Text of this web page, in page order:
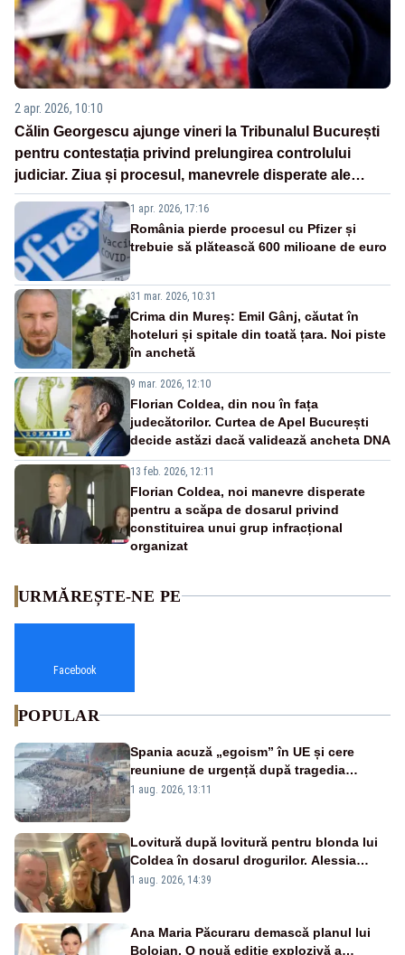
2 apr. 2026, 10:10
Călin Georgescu ajunge vineri la Tribunalul București
pentru contestația privind prelungirea controlului
judiciar. Ziua și procesul, manevrele disperate ale
Sistemului
1 apr. 2026, 17:16
România pierde procesul cu Pfizer și
trebuie să plătească 600 milioane de euro
31 mar. 2026, 10:31
Crima din Mureș: Emil Gânj, căutat în
hoteluri și spitale din toată țara. Noi piste
în anchetă
9 mar. 2026, 12:10
Florian Coldea, din nou în fața
judecătorilor. Curtea de Apel București
decide astăzi dacă validează ancheta DNA
13 feb. 2026, 12:11
Florian Coldea, noi manevre disperate
pentru a scăpa de dosarul privind
constituirea unui grup infracțional
organizat
URMĂREȘTE-NE PE
Facebook
POPULAR
Spania acuză „egoism” în UE și cere
reuniune de urgență după tragedia
migranților din Ceuta. Zeci de oameni au
1 aug. 2026, 13:11
Lovitură după lovitură pentru blonda lui
Coldea în dosarul drogurilor. Alessia
Păcuraru explică decizia magistraților
1 aug. 2026, 14:39
Ana Maria Păcuraru demască planul lui
Bolojan. O nouă ediție explozivă a